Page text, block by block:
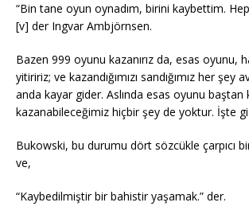
“Bin tane oyun oynadım, birini kaybettim.
[v] der Ingvar Ambjörnsen.
Bazen 999 oyunu kazanırız da, esas oyunu,
yitiririz; ve kazandığımızı sandığımız her şey
anda kayar gider. Aslında esas oyunu baştan
kazanabileceğimiz hiçbir şey de yoktur. İşte
Bukowski, bu durumu dört sözcükle çarpıcı
ve,
“Kaybedilmiştir bir bahistir yaşamak.” der.